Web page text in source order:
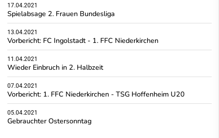
17.04.2021
Spielabsage 2. Frauen Bundesliga
13.04.2021
Vorbericht: FC Ingolstadt - 1. FFC Niederkirchen
11.04.2021
Wieder Einbruch in 2. Halbzeit
07.04.2021
Vorbericht: 1. FFC Niederkirchen - TSG Hoffenheim U20
05.04.2021
Gebrauchter Ostersonntag